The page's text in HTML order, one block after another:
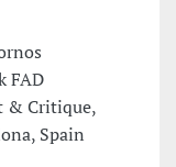
FAD
& Critique,
Spain